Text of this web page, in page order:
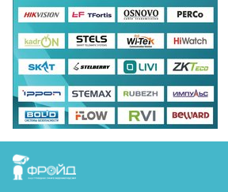
FreudGroup